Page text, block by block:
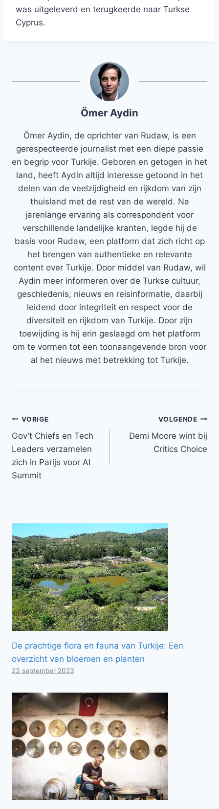
was uitgeleverd en terugkeerde naar Turkse
Cyprus.
Ömer Aydin
Ömer Aydin, de oprichter van Rudaw, is een
gerespecteerde journalist met een diepe passie
en begrip voor Turkije. Geboren en getogen in het
land, heeft Aydin altijd interesse getoond in het
delen van de veelzijdigheid en rijkdom van zijn
thuisland met de rest van de wereld. Na
jarenlange ervaring als correspondent voor
verschillende landelijke kranten, legde hij de
basis voor Rudaw, een platform dat zich richt op
het brengen van authentieke en relevante
content over Turkije. Door middel van Rudaw, wil
Aydin meer informeren over de Turkse cultuur,
geschiedenis, nieuws en reisinformatie, daarbij
leidend door integriteit en respect voor de
diversiteit en rijkdom van Turkije. Door zijn
toewijding is hij erin geslaagd om het platform
om te vormen tot een toonaangevende bron voor
al het nieuws met betrekking tot Turkije.
Bericht
navigatie
VORIGE
Gov’t Chiefs en Tech
Leaders verzamelen
zich in Parijs voor AI
Summit
VOLGENDE
Demi Moore wint bij
Critics Choice
De prachtige flora en fauna van Turkije: Een
overzicht van bloemen en planten
23 september 2023